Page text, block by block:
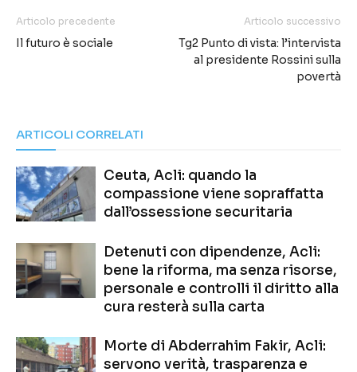
Articolo precedente
Il futuro è sociale
Articolo successivo
Tg2 Punto di vista: l’intervista
al presidente Rossini sulla
povertà
ARTICOLI CORRELATI
Ceuta, Acli: quando la
compassione viene sopraffatta
dall’ossessione securitaria
Detenuti con dipendenze, Acli:
bene la riforma, ma senza risorse,
personale e controlli il diritto alla
cura resterà sulla carta
Morte di Abderrahim Fakir, Acli:
servono verità, trasparenza e